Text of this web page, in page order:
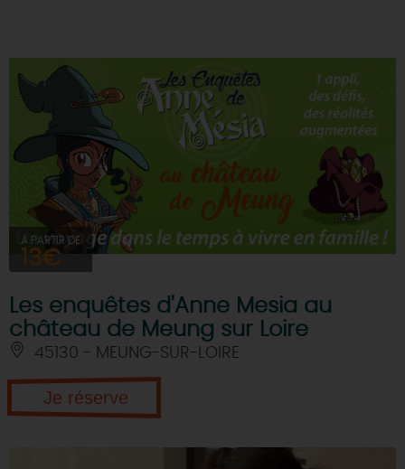
CE WEEK-END
CETTE SEMAINE
TOUT L'AGENDA
À PARTIR DE
13€
Les enquêtes d'Anne Mesia au
château de Meung sur Loire
45130 - MEUNG-SUR-LOIRE
Je réserve